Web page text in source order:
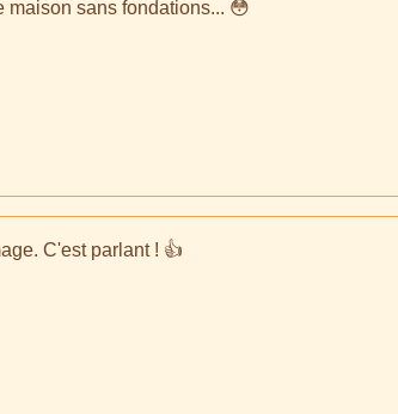
maison sans fondations... 😳
C'est parlant ! 👍